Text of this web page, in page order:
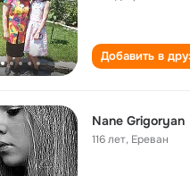
Добавить в
Nane Grigoryan
116 лет, Ереван